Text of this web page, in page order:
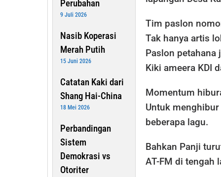
Perubahan
9 Juli 2026
Nasib Koperasi
Merah Putih
15 Juni 2026
Catatan Kaki dari
Shang Hai-China
18 Mei 2026
Perbandingan
Sistem
Demokrasi vs
Otoriter
Tim paslon
Tak hanya artis
Paslon petahana
Kiki ameera KDI
Momentum
Untuk
beberapa lagu.
Bahkan Panji
AT-FM di tengah